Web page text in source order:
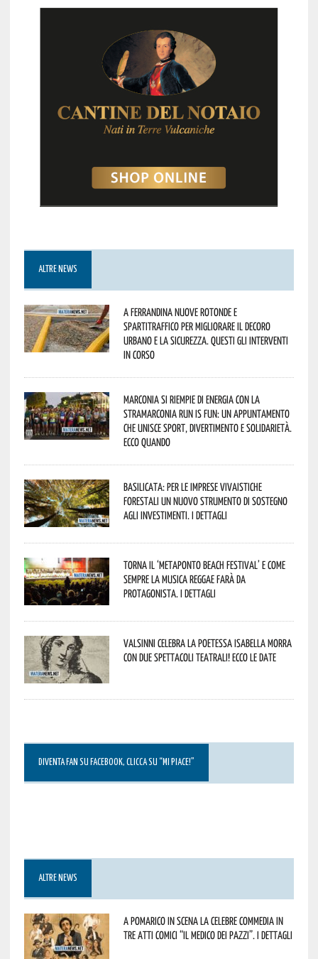
ALTRE NEWS
A Ferrandina nuove rotonde e
spartitraffico per migliorare il decoro
urbano e la sicurezza. Questi gli interventi
in corso
Marconia si riempie di energia con la
StraMarconia Run is Fun: un appuntamento
che unisce sport, divertimento e solidarietà.
Ecco quando
Basilicata: per le imprese vivaistiche
forestali un nuovo strumento di sostegno
agli investimenti. I dettagli
Torna il ‘Metaponto beach festival’ e come
sempre la musica reggae farà da
protagonista. I dettagli
Valsinni celebra la poetessa Isabella Morra
con due spettacoli teatrali! Ecco le date
DIVENTA FAN SU FACEBOOK, CLICCA SU “MI PIACE!”
ALTRE NEWS
A Pomarico in scena la celebre commedia in
tre atti comici “Il medico dei pazzi”. I dettagli